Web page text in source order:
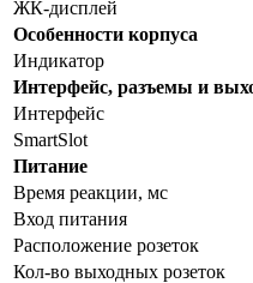
ЖК-дисплей
Особенности корпуса
Индикатор
Интерфейс, разъемы и
Интерфейс
SmartSlot
Питание
Время реакции, мс
Вход питания
Расположение розеток
Кол-во выходных розеток